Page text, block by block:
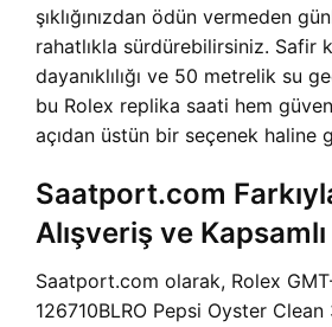
şıklığınızdan ödün vermeden
rahatlıkla sürdürebilirsiniz. Safir
dayanıklılığı ve 50 metrelik su
bu Rolex replika saati hem
açıdan üstün bir seçenek haline
Saatport.com
Alışveriş ve
Saatport.com olarak, Rolex
126710BLRO Pepsi Oyster